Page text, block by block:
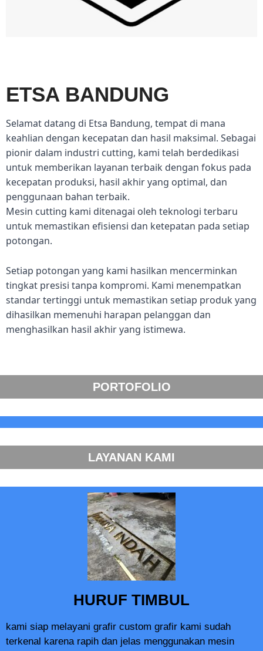
ETSA BANDUNG
Selamat datang di Etsa Bandung, tempat di mana
keahlian dengan kecepatan dan hasil maksimal. Sebagai
pionir dalam industri cutting, kami telah berdedikasi
untuk memberikan layanan terbaik dengan fokus pada
kecepatan produksi, hasil akhir yang optimal, dan
penggunaan bahan terbaik.
Mesin cutting kami ditenagai oleh teknologi terbaru
untuk memastikan efisiensi dan ketepatan pada setiap
potongan.
Setiap potongan yang kami hasilkan mencerminkan
tingkat presisi tanpa kompromi. Kami menempatkan
standar tertinggi untuk memastikan setiap produk yang
dihasilkan memenuhi harapan pelanggan dan
menghasilkan hasil akhir yang istimewa.
PORTOFOLIO
LAYANAN KAMI
HURUF TIMBUL
kami siap melayani grafir custom grafir kami sudah
terkenal karena rapih dan jelas menggunakan mesin